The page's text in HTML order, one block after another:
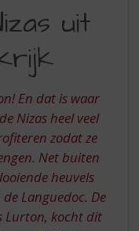
uit
En dat is waar
Nizas heel veel
zodat ze
Net buiten
heuvels
Languedoc. De
Lurton, kocht dit